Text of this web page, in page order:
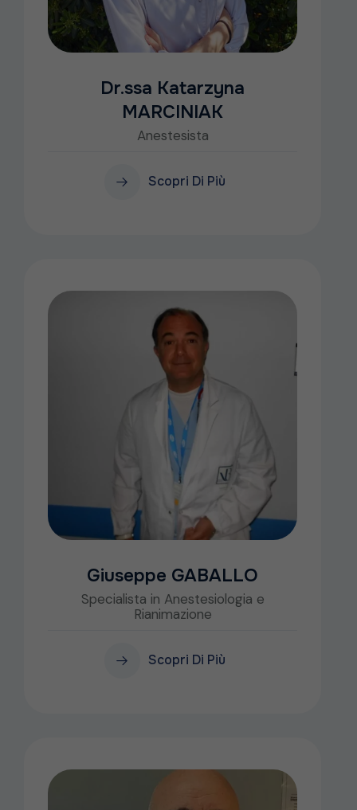
Dr.ssa Katarzyna
MARCINIAK
Anestesista
Scopri Di Più
Giuseppe GABALLO
Specialista in Anestesiologia e
Rianimazione
Scopri Di Più